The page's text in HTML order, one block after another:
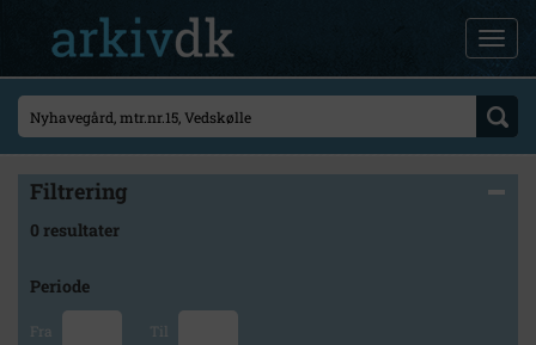
Filtrering
0 resultater
Periode
Fra Til